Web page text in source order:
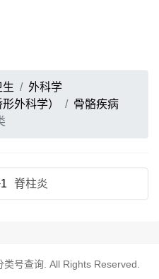
生
外科学
外科学）
骨骼疾病
脊柱炎
类号查询 . All Rights Reserved.